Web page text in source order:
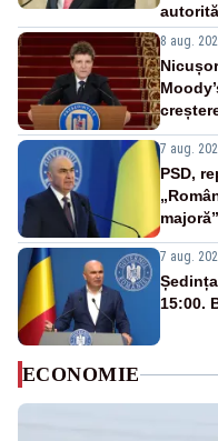
8 aug.
7 aug.
PSD,
majoră”
7 aug.
15:00.
ECONOMIE